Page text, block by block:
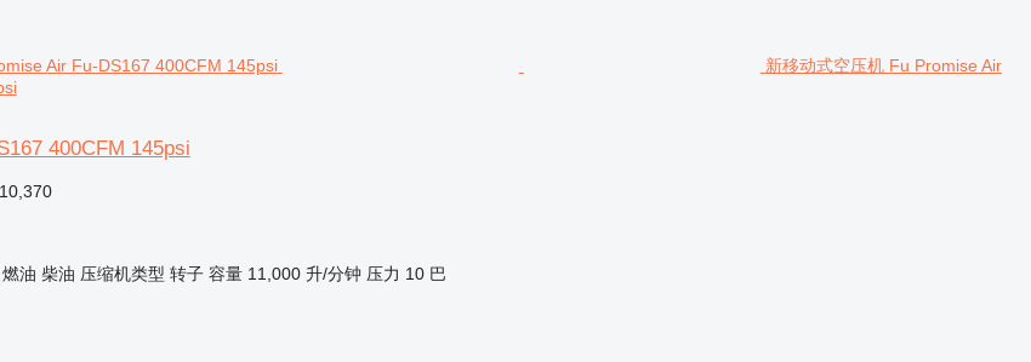
新移动式空压机 Fu Promise Air
400CFM 145psi
燃油 柴油 压缩机类型 转子 容量 11,000 升/分钟 压力 10 巴